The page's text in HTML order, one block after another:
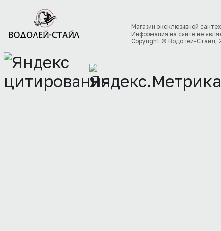
Магазин эксклюзивной
Информация на сайте не
Copyright © Водолей-Стайл,